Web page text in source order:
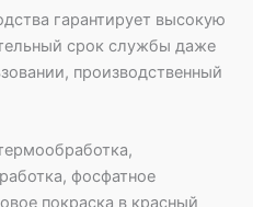
гарантирует высокую
срок службы даже
производственный
фосфатное
покраска в красный